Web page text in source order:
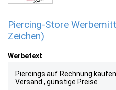
Piercing-Store
Zeichen)
Werbetext
Piercings auf Rechnung
Versand , günstige Preise